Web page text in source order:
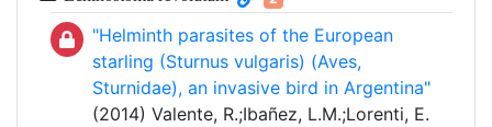
"Helminth parasites of the European
starling (Sturnus vulgaris) (Aves,
Sturnidae), an invasive bird in Argentina"
(2014) Valente, R.;Ibañez, L.M.;Lorenti, E.